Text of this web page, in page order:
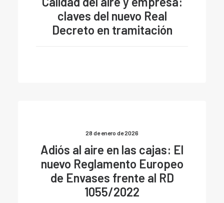
claves del nuevo Real
Decreto en tramitación
28 de enero de 2026
Adiós al aire en las cajas: El
nuevo Reglamento Europeo
de Envases frente al RD
1055/2022